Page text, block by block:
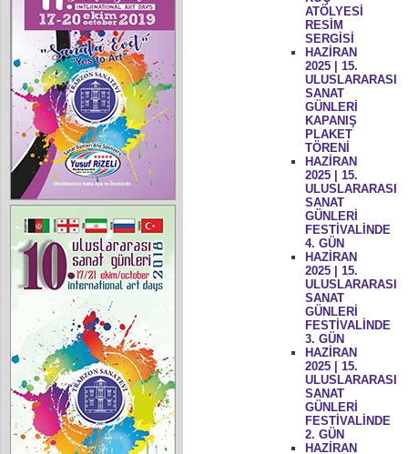
ATÖLYESİ
RESİM
SERGİSİ
HAZİRAN
2025 | 15.
ULUSLARARASI
SANAT
GÜNLERİ
KAPANIŞ
PLAKET
TÖRENİ
HAZİRAN
2025 | 15.
ULUSLARARASI
SANAT
GÜNLERİ
FESTİVALİNDE
4. GÜN
HAZİRAN
2025 | 15.
ULUSLARARASI
SANAT
GÜNLERİ
FESTİVALİNDE
3. GÜN
HAZİRAN
2025 | 15.
ULUSLARARASI
SANAT
GÜNLERİ
FESTİVALİNDE
2. GÜN
HAZİRAN